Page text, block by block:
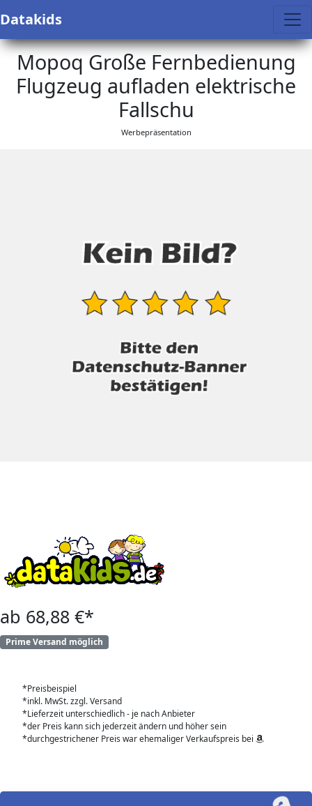
Datakids
Mopoq Große Fernbedienung
Flugzeug aufladen elektrische
Fallschu
Werbepräsentation
ab 68,88 €*
Prime Versand möglich
*Preisbeispiel
*inkl. MwSt. zzgl. Versand
*Lieferzeit unterschiedlich - je nach Anbieter
*der Preis kann sich jederzeit ändern und höher sein
*durchgestrichener Preis war ehemaliger Verkaufspreis bei